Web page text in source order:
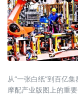
从“一张白纸”到百亿
摩配产业版图上的重要